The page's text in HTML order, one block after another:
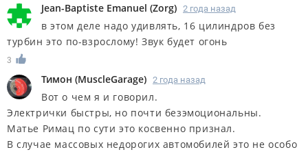
Jean-Baptiste Emanuel (Zorg) 2 года назад
в этом деле надо удивлять, 16 цилиндров без
турбин это по-взрослому! Звук будет огонь
3
Тимон (MuscleGarage) 2 года назад
Вот о чем я и говорил.
Электрички быстры, но почти безэмоциональны.
Матье Римац по сути это косвенно признал.
В случае массовых недорогих автомобилей это не особо